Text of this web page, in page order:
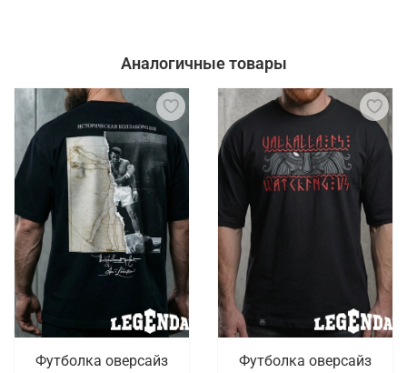
Аналогичные товары
Футболка оверсайз
Футболка оверсайз